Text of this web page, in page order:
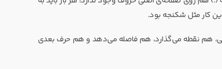
کار مثل شکنجه بود.
هم نقطه می‌گذارد، هم فاصله می‌دهد و هم حرف بعدی